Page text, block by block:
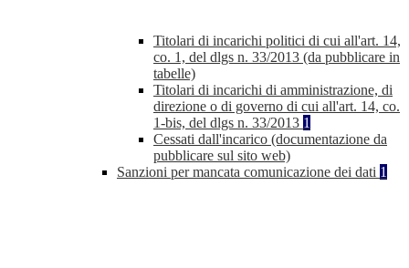
Titolari di incarichi politici di cui all'art. 14,
co. 1, del dlgs n. 33/2013 (da pubblicare in
tabelle)
Titolari di incarichi di amministrazione, di
direzione o di governo di cui all'art. 14, co.
1-bis, del dlgs n. 33/2013 1
Cessati dall'incarico (documentazione da
pubblicare sul sito web)
Sanzioni per mancata comunicazione dei dati 1